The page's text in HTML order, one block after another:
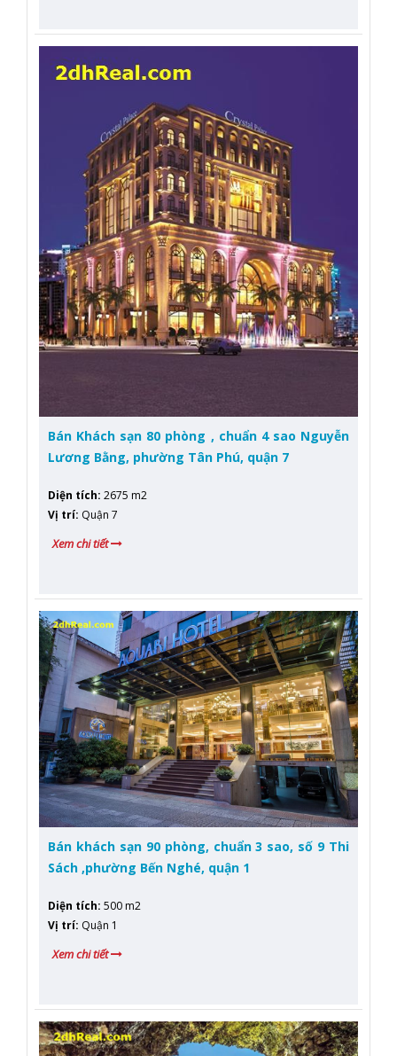
Bán Khách sạn 80 phòng , chuẩn 4 sao Nguyễn
Lương Bằng, phường Tân Phú, quận 7
Diện tích: 2675 m2
Vị trí: Quận 7
Xem chi tiết
Bán khách sạn 90 phòng, chuẩn 3 sao, số 9 Thi
Sách ,phường Bến Nghé, quận 1
Diện tích: 500 m2
Vị trí: Quận 1
Xem chi tiết